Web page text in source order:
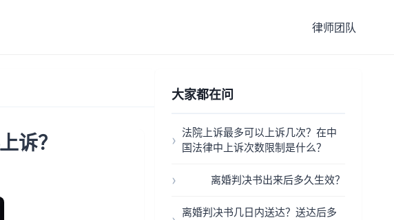
律师团队
诉？
大家都在问
法院上诉最多可以上诉几次？在中
国法律中上诉次数限制是什么？
离婚判决书出来后多久生效？
离婚判决书几日内送达？送达后多